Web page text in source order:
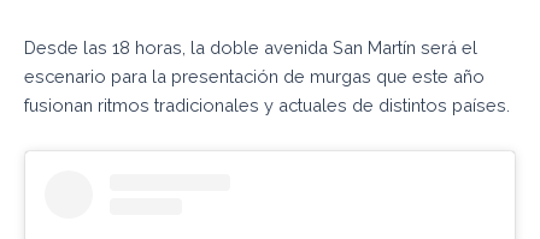
Desde las 18 horas, la doble avenida San Martín será el
escenario para la presentación de murgas que este año
fusionan ritmos tradicionales y actuales de distintos países.